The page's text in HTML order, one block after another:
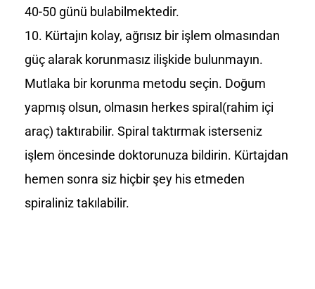
40-50 günü bulabilmektedir.
Kürtajın kolay, ağrısız bir işlem olmasından
güç alarak korunmasız ilişkide bulunmayın.
Mutlaka bir korunma metodu seçin. Doğum
yapmış olsun, olmasın herkes spiral(rahim içi
araç) taktırabilir. Spiral taktırmak isterseniz
işlem öncesinde doktorunuza bildirin. Kürtajdan
hemen sonra siz hiçbir şey his etmeden
spiraliniz takılabilir.